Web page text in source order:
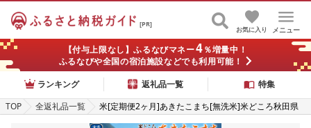
[PR]
メニュー
お気に入り
【付与上限なし】ふるなびマネー4％増量中！
ふるなびや全国の宿泊施設などでも利用可能！
ランキング
返礼品一覧
特集
TOP
全返礼品一覧
米[定期便2ヶ月]あきたこまち[無洗米]米どころ秋田県
大仙市産 あきたこまち5kg(5kg×1袋)